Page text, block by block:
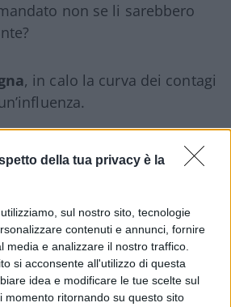
della tua privacy è la
sul nostro sito, tecnologie
contenuti e annunci, fornire
media e analizzare il nostro traffico.
si acconsente all'utilizzo di questa
idea e modificare le tue scelte sul
momento ritornando su questo sito
non se li sarebbero
, in calo la curva dei contagi
, Landini ci spiega che
,Repubblica c’è.
verso la rinuncia per